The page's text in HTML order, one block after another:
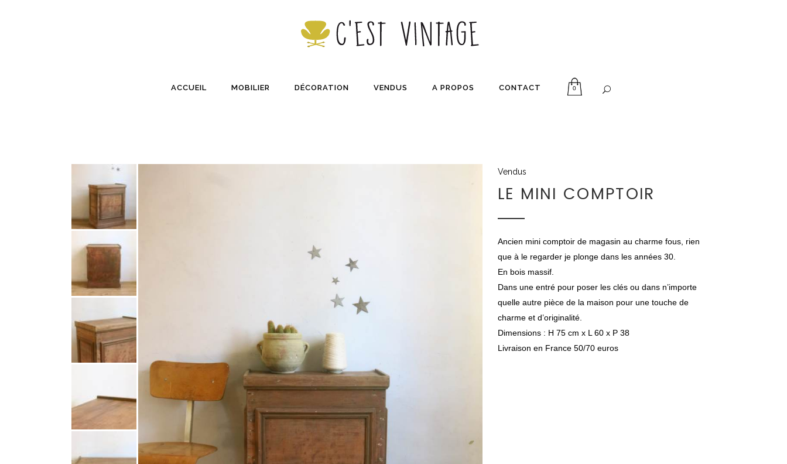
ACCUEIL MOBILIER DÉCORATION VENDUS A PROPOS CONTACT 0
Vendus
LE MINI COMPTOIR
Ancien mini comptoir de magasin au charme fous, rien
que à le regarder je plonge dans les années 30.
En bois massif.
Dans une entré pour poser les clés ou dans n’importe
quelle autre pièce de la maison pour une touche de
charme et d’originalité.
Dimensions : H 75 cm x L 60 x P 38
Livraison en France 50/70 euros